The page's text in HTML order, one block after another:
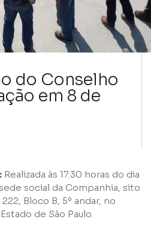
do Conselho
em 8 de
Realizada às 17:30 horas do dia
social da Companhia, sito
Bloco B, 5º andar, no
de São Paulo.